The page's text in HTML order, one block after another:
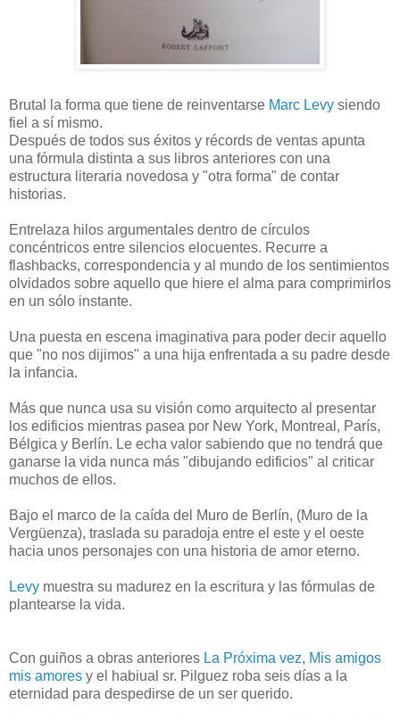
Brutal la forma que tiene de reinventarse Marc Levy siendo
fiel a sí mismo.
Después de todos sus éxitos y récords de ventas apunta
una fórmula distinta a sus libros anteriores con una
estructura literaria novedosa y "otra forma" de contar
historias.
Entrelaza hilos argumentales dentro de círculos
concéntricos entre silencios elocuentes. Recurre a
flashbacks, correspondencia y al mundo de los sentimientos
olvidados sobre aquello que hiere el alma para comprimirlos
en un sólo instante.
Una puesta en escena imaginativa para poder decir aquello
que "no nos dijimos" a una hija enfrentada a su padre desde
la infancia.
Más que nunca usa su visión como arquitecto al presentar
los edificios mientras pasea por New York, Montreal, París,
Bélgica y Berlín. Le echa valor sabiendo que no tendrá que
ganarse la vida nunca más "dibujando edificios" al criticar
muchos de ellos.
Bajo el marco de la caída del Muro de Berlín, (Muro de la
Vergüenza), traslada su paradoja entre el este y el oeste
hacia unos personajes con una historia de amor eterno.
Levy muestra su madurez en la escritura y las fórmulas de
plantearse la vida.
Con guiños a obras anteriores La Próxima vez, Mis amigos
mis amores y el habiual sr. Pilguez roba seis días a la
eternidad para despedirse de un ser querido.